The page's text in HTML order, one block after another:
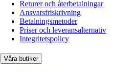
Returer och återbetalningar
Ansvarsfriskrivning
Betalningsmetoder
Priser och leveransalternativ
Integritetspolicy
Våra butiker